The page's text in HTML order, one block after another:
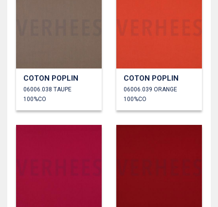
COTON POPLIN
06006.038 TAUPE
100%CO
COTON POPLIN
06006.039 ORANGE
100%CO